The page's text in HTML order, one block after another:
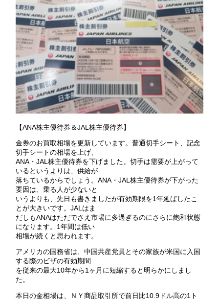
【ANA株主優待券＆JAL株主優待券】
金券のお買取相場を更新しています。普通切手シート、記念
切手シートの相場を上げ、
ANA・JAL株主優待券を下げました。切手は需要が上がって
いるというよりは、供給が
落ちているからでしょう。ANA・JAL株主優待券が下がった
要因は、乗る人が少ないと
いうよりも、先日も書きましたが有効期限を1年延ばしたこ
とが大きいです。JALはま
だしもANAはただでさえ市場に多過ぎるのにさらに飽和状態
になります。1年間は低い
相場が続くと思われます。
アメリカの国務省は、中国共産党員とその家族が米国に入国
する際のビザの有効期間
を従来の最大10年から1ヶ月に短縮すると明らかにしまし
た。
本日の金相場は、ＮＹ商品取引所で前日比10.9ドル高の1ト